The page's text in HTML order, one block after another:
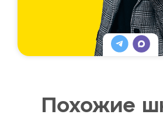
Похожие